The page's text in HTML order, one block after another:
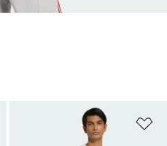
เพิ่มไปยังรายการสินค้าโปรด